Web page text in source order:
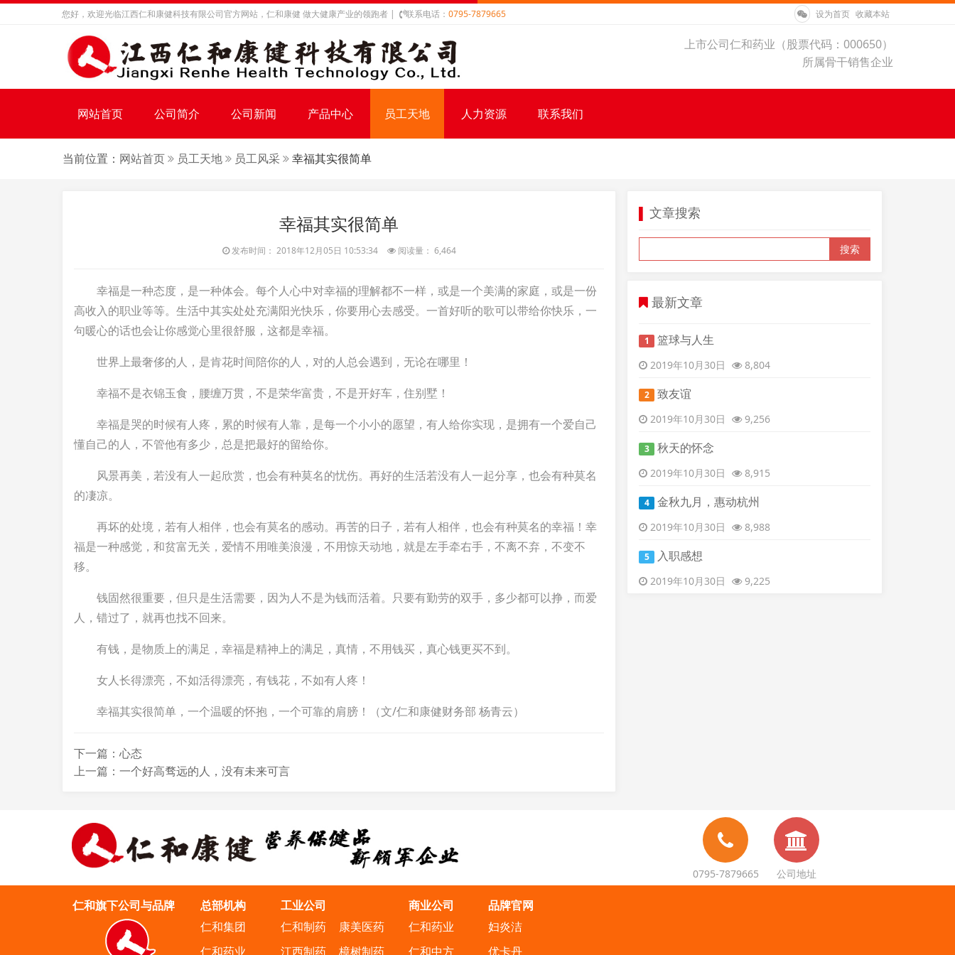
您好，欢迎光临江西仁和康健科技有限公司官方网站，仁和康健 做大健康产业的领跑者 | 联系电话： 0795-7879665 设为首页 收藏本站
上市公司仁和药业（股票代码：000650）
所属骨干销售企业
网站首页 公司简介 公司新闻 产品中心 员工天地 人力资源 联系我们
当前位置： 网站首页 员工天地 员工风采 幸福其实很简单
幸福其实很简单
发布时间： 2018年12月05日 10:53:34 阅读量： 6,464
幸福是一种态度，是一种体会。每个人心中对幸福的理解都不一样，或是一个美满的家庭，或是一份
高收入的职业等等。生活中其实处处充满阳光快乐，你要用心去感受。一首好听的歌可以带给你快乐，一
句暖心的话也会让你感觉心里很舒服，这都是幸福。
世界上最奢侈的人，是肯花时间陪你的人，对的人总会遇到，无论在哪里！
幸福不是衣锦玉食，腰缠万贯，不是荣华富贵，不是开好车，住别墅！
幸福是哭的时候有人疼，累的时候有人靠，是每一个小小的愿望，有人给你实现，是拥有一个爱自己
懂自己的人，不管他有多少，总是把最好的留给你。
风景再美，若没有人一起欣赏，也会有种莫名的忧伤。再好的生活若没有人一起分享，也会有种莫名
的凄凉。
再坏的处境，若有人相伴，也会有莫名的感动。再苦的日子，若有人相伴，也会有种莫名的幸福！幸
福是一种感觉，和贫富无关，爱情不用唯美浪漫，不用惊天动地，就是左手牵右手，不离不弃，不变不
移。
钱固然很重要，但只是生活需要，因为人不是为钱而活着。只要有勤劳的双手，多少都可以挣，而爱
人，错过了，就再也找不回来。
有钱，是物质上的满足，幸福是精神上的满足，真情，不用钱买，真心钱更买不到。
女人长得漂亮，不如活得漂亮，有钱花，不如有人疼！
幸福其实很简单，一个温暖的怀抱，一个可靠的肩膀！（文/仁和康健财务部 杨青云）
下一篇：心态
上一篇：一个好高骛远的人，没有未来可言
文章搜索
搜索
最新文章
1 篮球与人生
2019年10月30日 8,804
2 致友谊
2019年10月30日 9,256
3 秋天的怀念
2019年10月30日 8,915
4 金秋九月，惠动杭州
2019年10月30日 8,988
5 入职感想
2019年10月30日 9,225
0795-7879665 公司地址
仁和旗下公司与品牌
总部机构
仁和集团
仁和药业
工业公司
仁和制药
康美医药
江西制药
樟树制药
商业公司
仁和药业
仁和中方
品牌官网
妇炎洁
优卡丹